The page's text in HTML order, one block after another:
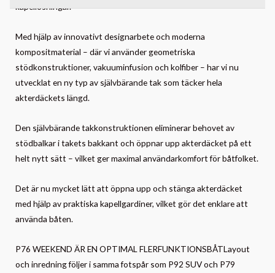
kapellösningar.
Med hjälp av innovativt designarbete och moderna
kompositmaterial – där vi använder geometriska
stödkonstruktioner, vakuuminfusion och kolfiber – har vi nu
utvecklat en ny typ av självbärande tak som täcker hela
akterdäckets längd.
Den självbärande takkonstruktionen eliminerar behovet av
stödbalkar i takets bakkant och öppnar upp akterdäcket på ett
helt nytt sätt – vilket ger maximal användarkomfort för båtfolket.
Det är nu mycket lätt att öppna upp och stänga akterdäcket
med hjälp av praktiska kapellgardiner, vilket gör det enklare att
använda båten.
P76 WEEKEND ÄR EN OPTIMAL FLERFUNKTIONSBÅTLayout
och inredning följer i samma fotspår som P92 SUV och P79